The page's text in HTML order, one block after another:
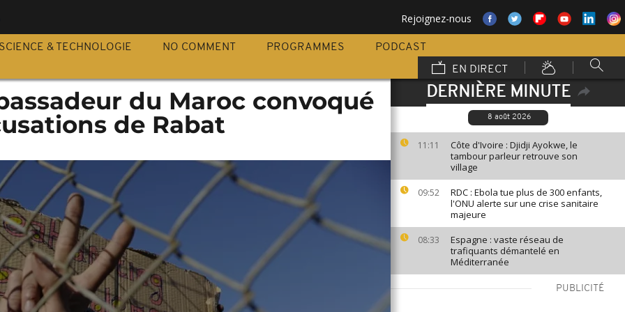
Rejoignez-nous
SCIENCE & TECHNOLOGIE NO COMMENT PROGRAMMES
PODCAST
EN DIRECT
DERNIÈRE MINUTE
8 août 2026
11:11
Côte d'Ivoire : Djidji Ayokwe, le
tambour parleur retrouve son
village
09:52
RDC : Ebola tue plus de 300 enfants,
l'ONU alerte sur une crise sanitaire
majeure
08:33
Espagne : vaste réseau de
trafiquants démantelé en
Méditerranée
PUBLICITÉ
du Maroc convoqué
de Rabat